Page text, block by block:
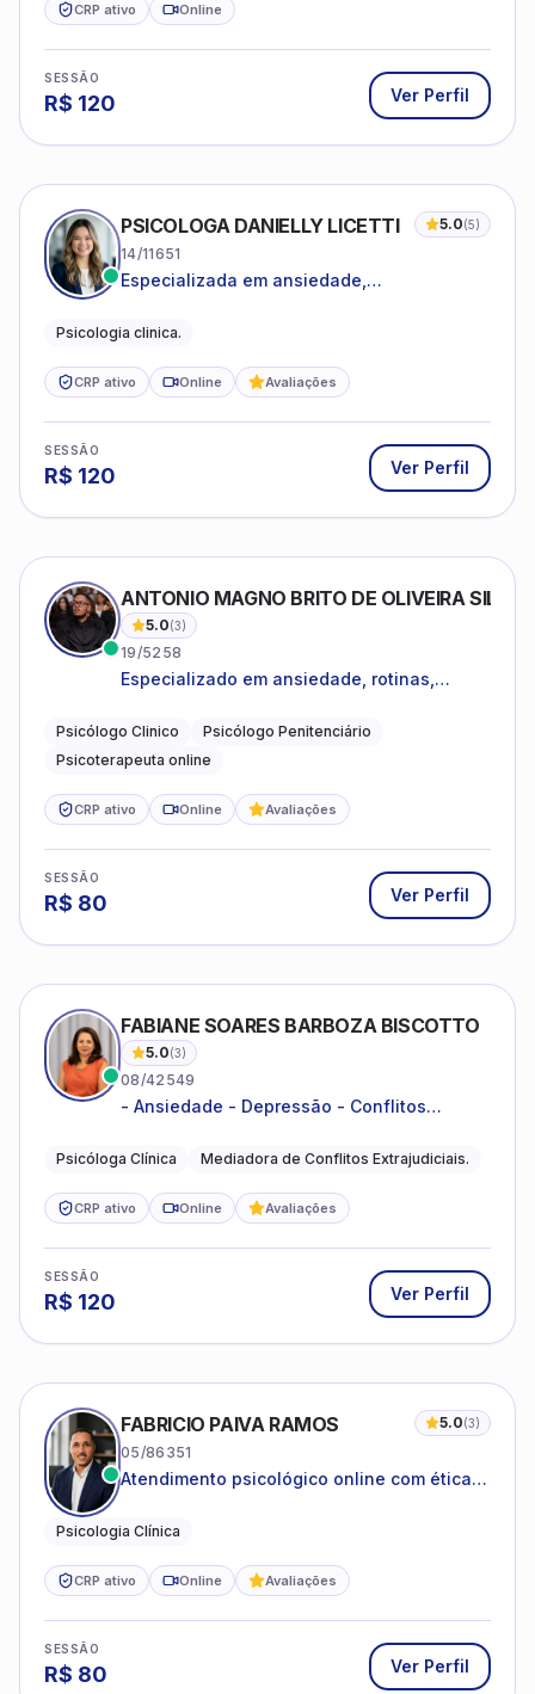
CRP ativo Online
SESSÃO
R$ 120 Ver Perfil
PSICOLOGA DANIELLY LICETTI 5.0(5)
14/11651
Especializada em ansiedade,
Psicologia clinica.
CRP ativo Online Avaliações
SESSÃO
R$ 120 Ver Perfil
ANTONIO MAGNO BRITO DE OLIVEIRA SILVA
5.0(3)
19/5258
Especializado em ansiedade, rotinas,
familiares e questões comportamentais.
Psicólogo Clinico
Psicólogo Penitenciário
Psicoterapeuta online
CRP ativo Online Avaliações
SESSÃO
R$ 80 Ver Perfil
FABIANE SOARES BARBOZA BISCOTTO
5.0(3)
08/42549
- Ansiedade - Depressão - Conflitos
relacionamentos - Autoestima -
Psicóloga Clínica Mediadora de Conflitos Extrajudiciais.
CRP ativo Online Avaliações
SESSÃO
R$ 120 Ver Perfil
FABRICIO PAIVA RAMOS 5.0(3)
05/86351
Atendimento psicológico online com ética,
Psicologia Clínica
CRP ativo Online Avaliações
SESSÃO
R$ 80 Ver Perfil